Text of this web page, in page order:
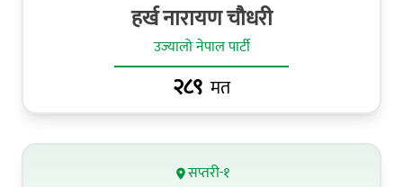
हर्ख नारायण चौधरी
उज्यालो नेपाल पार्टी
२८९ मत
सप्तरी-१